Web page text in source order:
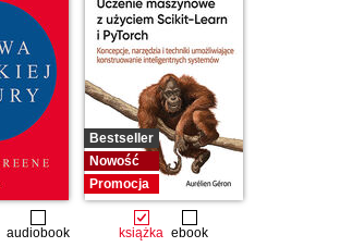
audiobook
Bestseller
Nowość
Promocja
książka ebook